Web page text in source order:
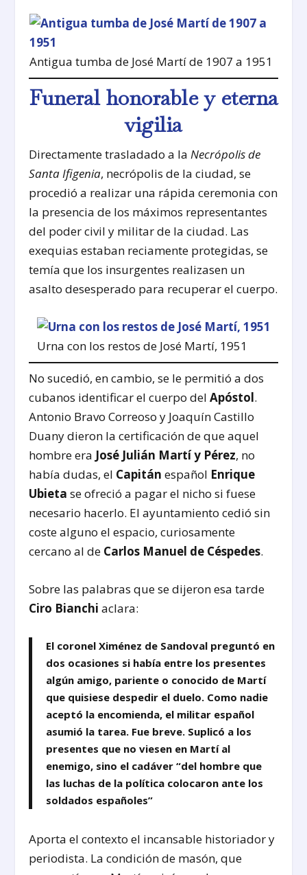
Antigua tumba de José Martí de 1907 a 1951
Funeral honorable y eterna
vigilia
Directamente trasladado a laNecrópolis de
Santa Ifigenia, necrópolis de la ciudad, se
procedió a realizar una rápida ceremonia con
la presencia de los máximos representantes
del poder civil y militar de la ciudad. Las
exequias estaban reciamente protegidas, se
temía que los insurgentes realizasen un
asalto desesperado para recuperar el cuerpo.
Urna con los restos de José Martí, 1951
No sucedió, en cambio, se le permitió a dos
cubanos identificar el cuerpo delApóstol.
Antonio Bravo Correoso y Joaquín Castillo
Duany dieron la certificación de que aquel
hombre era José Julián Martí y Pérez, no
había dudas, el Capitán español Enrique
Ubieta se ofreció a pagar el nicho si fuese
necesario hacerlo. El ayuntamiento cedió sin
coste alguno el espacio, curiosamente
cercano al de Carlos Manuel de Céspedes.
Sobre las palabras que se dijeron esa tarde
Ciro Bianchi aclara:
El coronel Ximénez de Sandoval preguntó en
dos ocasiones si había entre los presentes
algún amigo, pariente o conocido de Martí
que quisiese despedir el duelo. Como nadie
aceptó la encomienda, el militar español
asumió la tarea. Fue breve. Suplicó a los
presentes que no viesen en Martí al
enemigo, sino el cadáver “del hombre que
las luchas de la política colocaron ante los
soldados españoles”
Aporta el contexto el incansable historiador y
periodista. La condición de masón, que